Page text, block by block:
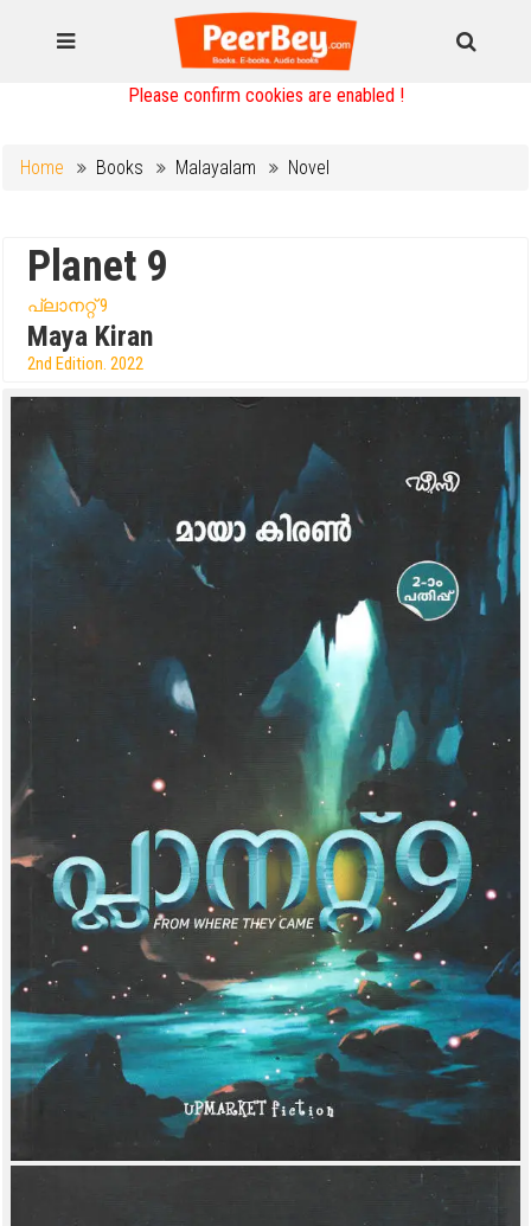
Please confirm cookies are enabled !
Home Books Malayalam Novel
Planet 9
പ്ലാനറ്റ് 9
Maya Kiran
2nd Edition. 2022